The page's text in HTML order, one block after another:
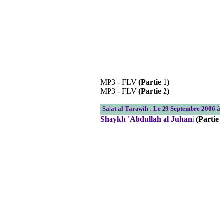
MP3 - FLV (Partie 1)
MP3 - FLV (Partie 2)
Salat al Tarawih : Le 29 Septembre 2006
Shaykh 'Abdullah al Juhani (Partie